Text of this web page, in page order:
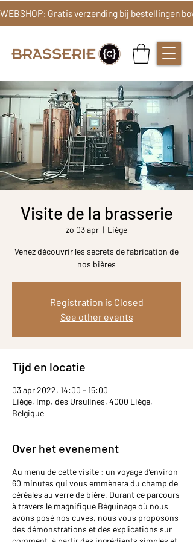
Visite de la brasserie
zo 03 apr
  |
Liège
Venez découvrir les secrets de fabrication de
nos bières
Registration is Closed
See other events
Tijd en locatie
03 apr 2022, 14:00 – 15:00
Liège, Imp. des Ursulines, 4000 Liège,
Belgique
Over het evenement
Au menu de cette visite : un voyage d’environ
60 minutes qui vous emmènera du champ de
céréales au verre de bière. Durant ce parcours
à travers le magnifique Béguinage où nous
avons posé nos cuves, nous vous proposons
des démonstrations et des explications sur